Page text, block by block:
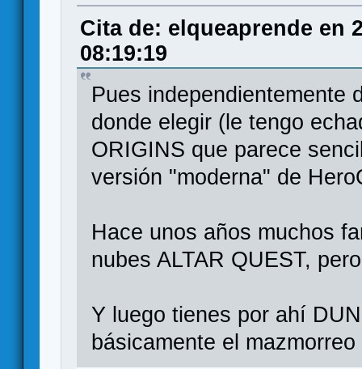
Cita de: elqueaprende en
08:19:19
Pues independientemente
donde elegir (le tengo
ORIGINS que parece
versión "moderna" de
Hace unos años muchos
nubes ALTAR QUEST,
Y luego tienes por ahí
básicamente el